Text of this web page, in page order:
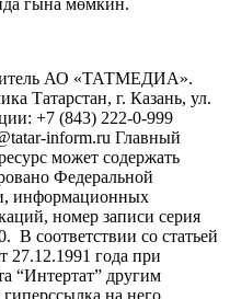
АО «ТАТМЕДИА».
Татарстан, г. Казань, ул.
+7 (843) 222-0-999
inform.ru Главный
может содержать
Федеральной
информационных
номер записи серия
соответствии со статьей
27.12.1991 года при
“Интертат” другим
на него